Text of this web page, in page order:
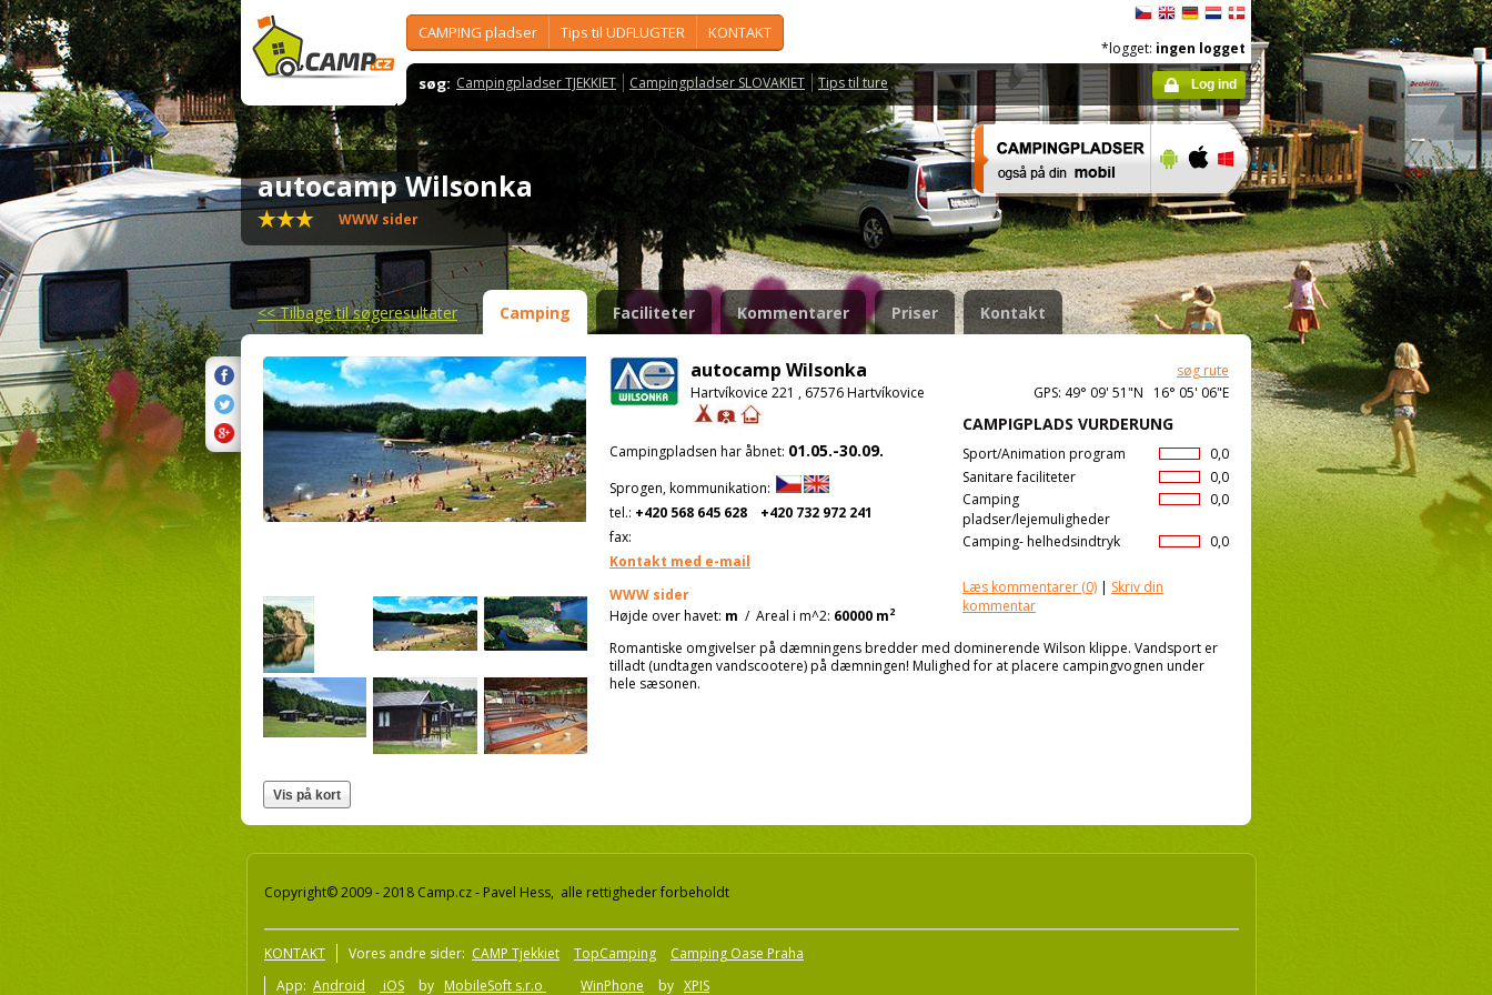
CAMPING pladser Tips til UDFLUGTER KONTAKT
søg: Campingpladser TJEKKIET Campingpladser SLOVAKIET Tips til ture
*logget: ingen logget
Log ind
autocamp Wilsonka
WWW sider
<<Tilbage til søgeresultater Camping Faciliteter Kommentarer Priser Kontakt
autocamp Wilsonka
søg rute
Hartvíkovice 221 , 67576 Hartvíkovice
GPS: 49° 09' 51"N 16° 05' 06"E
CAMPIGPLADS VURDERUNG
0,0
Sport/Animation program
0,0
Sanitare faciliteter
0,0
Camping
pladser/lejemuligheder
0,0
Camping- helhedsindtryk
Læs kommentarer (0) | Skriv din
kommentar
Campingpladsen har åbnet: 01.05.-30.09.
Sprogen, kommunikation:
tel.: +420 568 645 628
+420 732 972 241
fax:
Kontakt med e-mail
WWW sider
Højde over havet: m / Areal i m^2: 60000 m2
Romantiske omgivelser på dæmningens bredder med dominerende Wilson klippe. Vandsport er
tilladt (undtagen vandscootere) på dæmningen! Mulighed for at placere campingvognen under
hele sæsonen.
Copyright© 2009 - 2018 Camp.cz - Pavel Hess, alle rettigheder forbeholdt
KONTAKT Vores andre sider: CAMP Tjekkiet TopCamping
Camping Oase Praha
App: Android iOS by MobileSoft s.r.o WinPhone by XPIS